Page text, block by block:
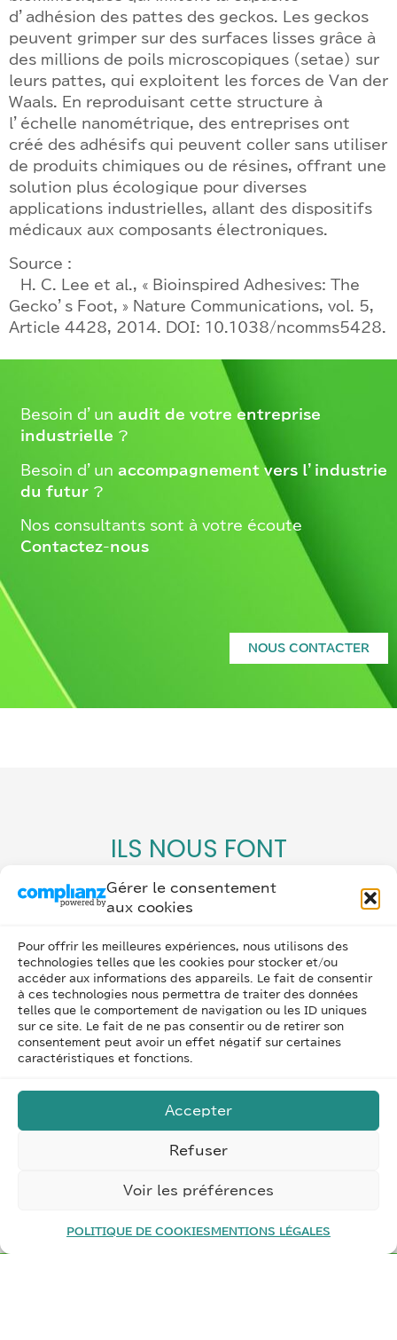
Gérer le consentement
aux cookies
Pour offrir les meilleures expériences, nous utilisons des
technologies telles que les cookies pour stocker et/ou
accéder aux informations des appareils. Le fait de consentir
à ces technologies nous permettra de traiter des données
telles que le comportement de navigation ou les ID uniques
sur ce site. Le fait de ne pas consentir ou de retirer son
consentement peut avoir un effet négatif sur certaines
caractéristiques et fonctions.
Accepter
Refuser
Voir les préférences
POLITIQUE DE COOKIESMENTIONS LÉGALES
d’adhésion des pattes des geckos. Les geckos
peuvent grimper sur des surfaces lisses grâce à
des millions de poils microscopiques (setae) sur
leurs pattes, qui exploitent les forces de Van der
Waals. En reproduisant cette structure à
l’échelle nanométrique, des entreprises ont
créé des adhésifs qui peuvent coller sans utiliser
de produits chimiques ou de résines, offrant une
solution plus écologique pour diverses
applications industrielles, allant des dispositifs
médicaux aux composants électroniques.
Source :
– H. C. Lee et al., « Bioinspired Adhesives: The
Gecko’s Foot, » Nature Communications, vol. 5,
Article 4428, 2014. DOI: 10.1038/ncomms5428.
Besoin d’un audit de votre entreprise
industrielle ?
Besoin d’un accompagnement vers l’industrie
du futur?
Nos consultants sont à votre écoute –
Contactez-nous
NOUS CONTACTER
ILS NOUS FONT
CONFIANCE